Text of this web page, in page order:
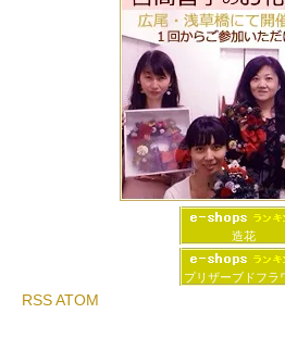
造花
プリザーブドフラ
RSSATOM